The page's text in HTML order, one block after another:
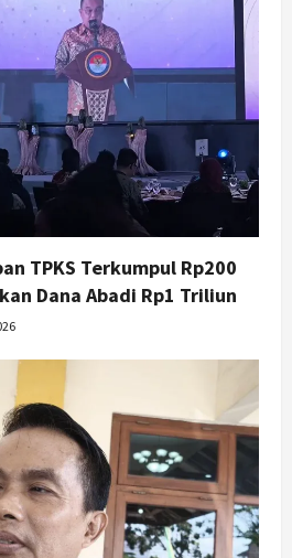
8, 2026
HUT ke-270 Kota
Digelar 2 Bulan, Fokus
UMKM dan Wisata
7, 2026
TPKS Terkumpul Rp200
Dana Abadi Rp1 Triliun